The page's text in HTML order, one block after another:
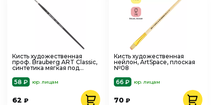
Кисть художественная
проф. Brauberg ART Classic,
синтетика мягкая под
руч
58 ₽ юр. лицам
62 ₽
Кисть художественная
нейлон, ArtSpace, плоская
№08
66 ₽
юр. лицам
70₽